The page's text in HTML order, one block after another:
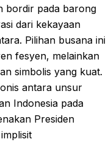
bordir pada barong
dari kekayaan
Pilihan busana ini
fesyen, melainkan
simbolis yang kuat.
antara unsur
Indonesia pada
Presiden